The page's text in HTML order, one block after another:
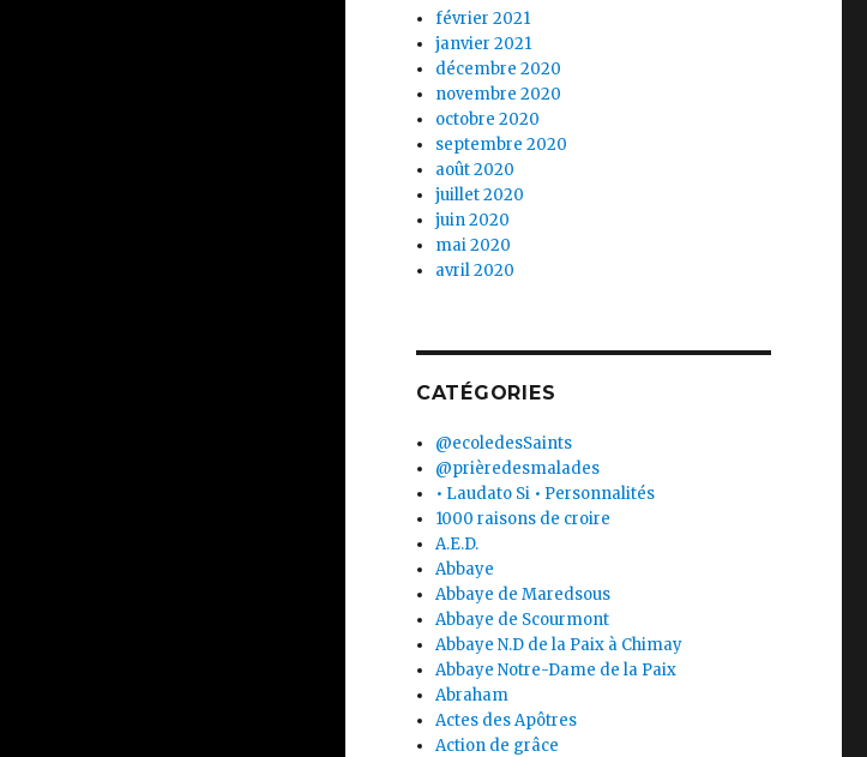
février 2021
janvier 2021
décembre 2020
novembre 2020
octobre 2020
septembre 2020
août 2020
juillet 2020
juin 2020
mai 2020
avril 2020
CATÉGORIES
@ecoledesSaints
@prièredesmalades
• Laudato Si • Personnalités
1000 raisons de croire
A.E.D.
Abbaye
Abbaye de Maredsous
Abbaye de Scourmont
Abbaye N.D de la Paix à Chimay
Abbaye Notre-Dame de la Paix
Abraham
Actes des Apôtres
Action de grâce